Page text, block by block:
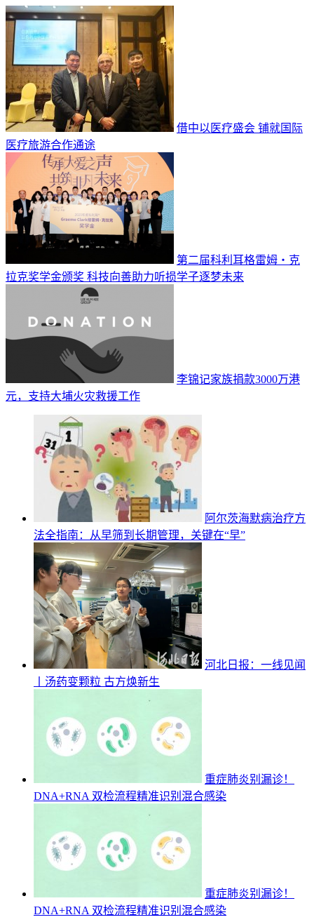
借中以医疗盛会 铺就国际
医疗旅游合作通途
第二届科利耳格雷姆・克
拉克奖学金颁奖 科技向善助力听损学子逐梦未来
李锦记家族捐款3000万港
元，支持大埔火灾救援工作
阿尔茨海默病治疗方
法全指南：从早筛到长期管理，关键在“早”
河北日报：一线见闻
丨汤药变颗粒 古方焕新生
重症肺炎别漏诊！
DNA+RNA 双检流程精准识别混合感染
重症肺炎别漏诊！
DNA+RNA 双检流程精准识别混合感染